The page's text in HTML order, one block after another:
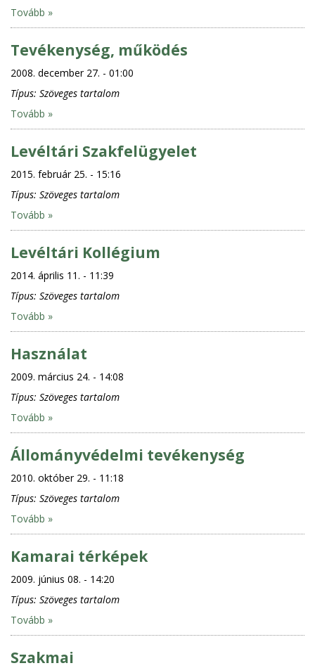
Tovább »
Tevékenység, működés
2008. december 27. - 01:00
Típus: Szöveges tartalom
Tovább »
Levéltári Szakfelügyelet
2015. február 25. - 15:16
Típus: Szöveges tartalom
Tovább »
Levéltári Kollégium
2014. április 11. - 11:39
Típus: Szöveges tartalom
Tovább »
Használat
2009. március 24. - 14:08
Típus: Szöveges tartalom
Tovább »
Állományvédelmi tevékenység
2010. október 29. - 11:18
Típus: Szöveges tartalom
Tovább »
Kamarai térképek
2009. június 08. - 14:20
Típus: Szöveges tartalom
Tovább »
Szakmai